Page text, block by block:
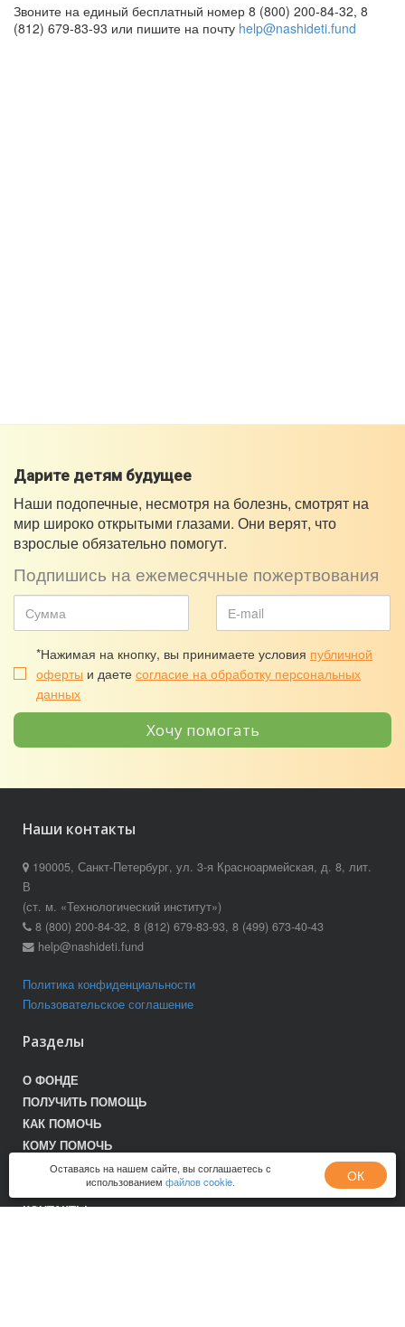
Звоните на единый бесплатный номер 8 (800) 200-84-32, 8
(812) 679-83-93 или пишите на почту help@nashideti.fund
Дарите детям будущее
Наши подопечные, несмотря на болезнь, смотрят на
мир широко открытыми глазами. Они верят, что
взрослые обязательно помогут.
Подпишись на ежемесячные пожертвования
*Нажимая на кнопку, вы принимаете условия публичной
оферты и даете согласие на обработку персональных
данных
Хочу помогать
Наши контакты
190005, Санкт-Петербург, ул. 3-я Красноармейская, д. 8, лит.
В
(ст. м. «Технологический институт»)
8 (800) 200-84-32, 8 (812) 679-83-93, 8 (499) 673-40-43
help@nashideti.fund
Политика конфиденциальности
Пользовательское соглашение
Разделы
О ФОНДЕ
ПОЛУЧИТЬ ПОМОЩЬ
КАК ПОМОЧЬ
КОМУ ПОМОЧЬ
ПРОГРАММЫ
ПОЖЕРТВОВАНИЯ
КОНТАКТЫ
Оставаясь на нашем сайте, вы соглашаетесь с
использованием файлов cookie. ОК